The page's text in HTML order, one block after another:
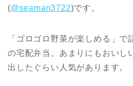
(@seaman3722)です。
「ゴロゴロ野菜が楽しめる」で
の宅配弁当。あまりにもおいし
出したぐらい人気があります。